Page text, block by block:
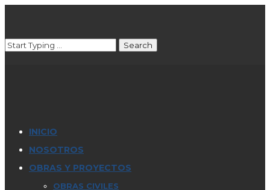
INICIO
NOSOTROS
OBRAS Y PROYECTOS
OBRAS CIVILES